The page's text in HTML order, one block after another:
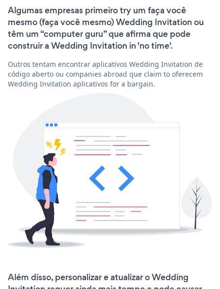
Algumas empresas primeiro try um faça você
mesmo (faça você mesmo) Wedding Invitation ou
têm um “computer guru” que afirma que pode
construir a Wedding Invitation in 'no time'.
Outros tentam encontrar aplicativos Wedding Invitation de
código aberto ou companies abroad que claim to oferecem
Wedding Invitation aplicativos for a bargain.
Além disso, personalizar e atualizar o Wedding